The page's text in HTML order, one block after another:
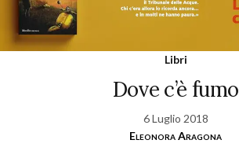
Libri
Dove c’è fumo
6 Luglio 2018
Eleonora Aragona